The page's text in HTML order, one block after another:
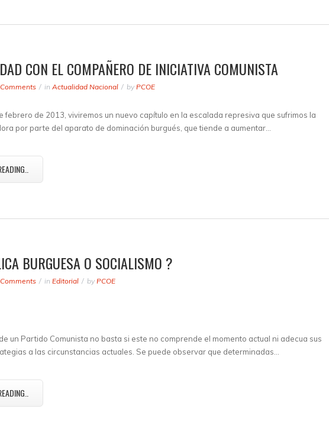
CON EL COMPAÑERO DE INICIATIVA COMUNISTA
in Actualidad Nacional by PCOE
febrero de 2013, viviremos un nuevo capítulo en la escalada represiva que sufrimos la
por parte del aparato de dominación burgués, que tiende a aumentar…
BURGUESA O SOCIALISMO ?
in Editorial by PCOE
un Partido Comunista no basta si este no comprende el momento actual ni adecua sus
a las circunstancias actuales. Se puede observar que determinadas…